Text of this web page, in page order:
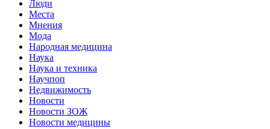
Люди
Места
Мнения
Мода
Народная медицина
Наука
Наука и техника
Научпоп
Недвижимость
Новости
Новости ЗОЖ
Новости медицины